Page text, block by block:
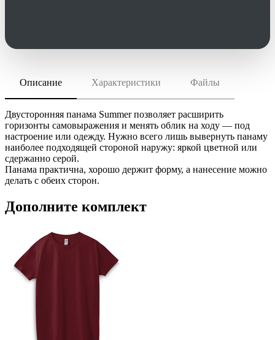
Описание
Двусторонняя панама Summer позволяет расширить
горизонты самовыражения и менять облик на ходу — под
настроение или одежду. Нужно всего лишь вывернуть панаму
наиболее подходящей стороной наружу: яркой цветной или
сдержанно серой.
Панама практична, хорошо держит форму, а нанесение можно
делать с обеих сторон.
Характеристики
РАЗМЕР ТОВАРА
хлопок 100%, плотность 220 г/м²
ТРАНСПОРТНАЯ УПАКОВКА
70.0x45.0x38.0 см
ИНДИВИДУАЛЬНАЯ УПАКОВКА
ВИДЫ НАНЕСЕНИЯ
IB2 -Вышивка с застилом (10 цветов)
DTF2 -Печать DTF
Файлы
скачать (pdf)
Инструкция по сохранению pdf из Corel Draw
Инструкция по сохранению pdf из Adobe Illustrator
Дополните комплект